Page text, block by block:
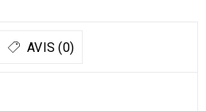
AVIS (0)